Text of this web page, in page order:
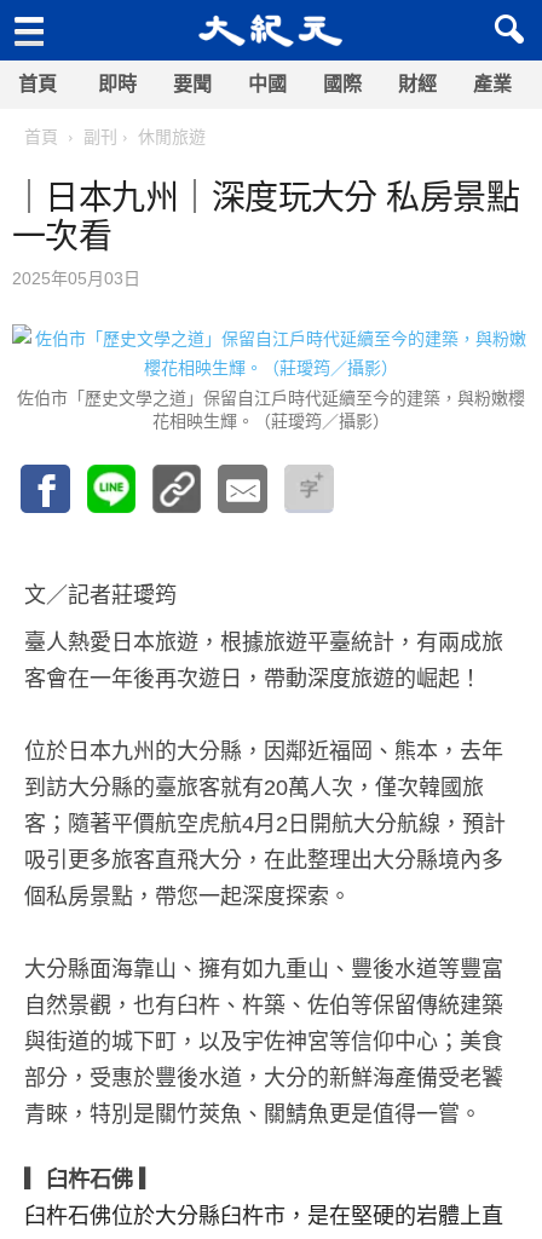
首頁 即時 要聞 中國 國際 財經 產業
首頁 副刊 休閒旅遊
｜日本九州｜深度玩大分 私房景點
一次看
2025年05月03日
佐伯市「歷史文學之道」保留自江戶時代延續至今的建築，與粉嫩櫻
花相映生輝。（莊璦筠／攝影）
文／記者莊璦筠
臺人熱愛日本旅遊，根據旅遊平臺統計，有兩成旅
客會在一年後再次遊日，帶動深度旅遊的崛起！
位於日本九州的大分縣，因鄰近福岡、熊本，去年
到訪大分縣的臺旅客就有20萬人次，僅次韓國旅
客；隨著平價航空虎航4月2日開航大分航線，預計
吸引更多旅客直飛大分，在此整理出大分縣境內多
個私房景點，帶您一起深度探索。
大分縣面海靠山、擁有如九重山、豐後水道等豐富
自然景觀，也有臼杵、杵築、佐伯等保留傳統建築
與街道的城下町，以及宇佐神宮等信仰中心；美食
部分，受惠於豐後水道，大分的新鮮海產備受老饕
青睞，特別是關竹莢魚、關鯖魚更是值得一嘗。
▎臼杵石佛 ▎
臼杵石佛位於大分縣臼杵市，是在堅硬的岩體上直